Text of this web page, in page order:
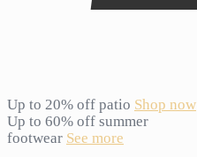
Up to 20% off patio Shop now
Up to 60% off summer
footwear See more